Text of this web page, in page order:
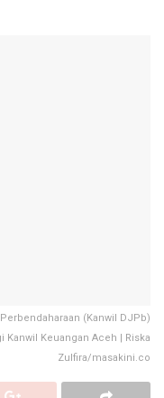
(Kanwil DJPb)
Keuangan Aceh | Riska
Zulfira/masakini.co